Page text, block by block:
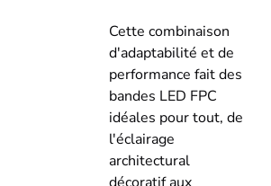
Cette combinaison
d'adaptabilité et de
performance fait des
bandes LED FPC
idéales pour tout, de
l'éclairage
architectural